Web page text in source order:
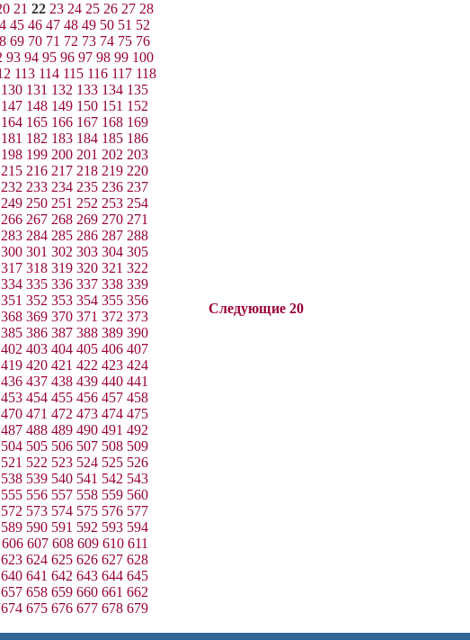
21 22 23 24 25 26 27 28
45 46 47 48 49 50 51 52
69 70 71 72 73 74 75 76
93 94 95 96 97 98 99 100
113 114 115 116 117 118
130 131 132 133 134 135
147 148 149 150 151 152
164 165 166 167 168 169
181 182 183 184 185 186
198 199 200 201 202 203
215 216 217 218 219 220
232 233 234 235 236 237
249 250 251 252 253 254
266 267 268 269 270 271
283 284 285 286 287 288
300 301 302 303 304 305
317 318 319 320 321 322
334 335 336 337 338 339
351 352 353 354 355 356
368 369 370 371 372 373
385 386 387 388 389 390
402 403 404 405 406 407
419 420 421 422 423 424
436 437 438 439 440 441
453 454 455 456 457 458
470 471 472 473 474 475
487 488 489 490 491 492
504 505 506 507 508 509
521 522 523 524 525 526
538 539 540 541 542 543
555 556 557 558 559 560
572 573 574 575 576 577
589 590 591 592 593 594
606 607 608 609 610 611
623 624 625 626 627 628
640 641 642 643 644 645
657 658 659 660 661 662
674 675 676 677 678 679
Следующие 20